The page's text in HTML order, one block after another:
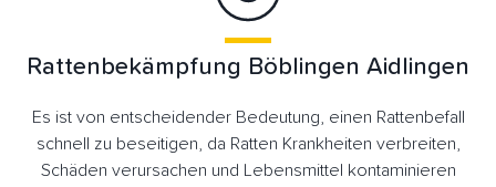
Rattenbekämpfung Böblingen Aidlingen
Es ist von entscheidender Bedeutung, einen Rattenbefall
schnell zu beseitigen, da Ratten Krankheiten verbreiten,
Schäden verursachen und Lebensmittel kontaminieren